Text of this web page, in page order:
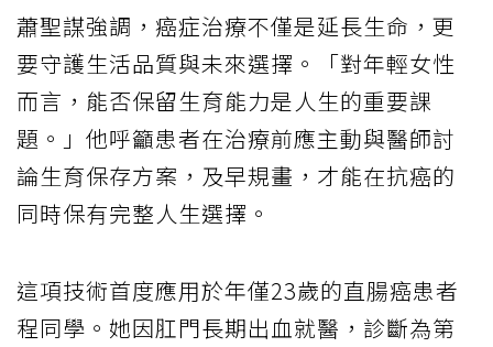
蕭聖謀強調，癌症治療不僅是延長生命，更
要守護生活品質與未來選擇。「對年輕女性
而言，能否保留生育能力是人生的重要課
題。」他呼籲患者在治療前應主動與醫師討
論生育保存方案，及早規畫，才能在抗癌的
同時保有完整人生選擇。
這項技術首度應用於年僅23歲的直腸癌患者
程同學。她因肛門長期出血就醫，診斷為第